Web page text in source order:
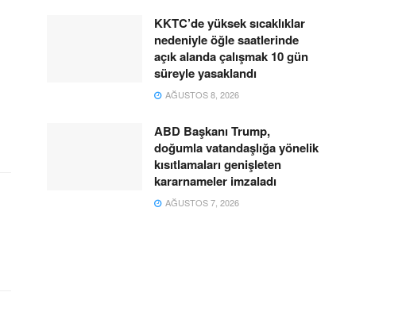
KKTC’de yüksek sıcaklıklar
nedeniyle öğle saatlerinde
açık alanda çalışmak 10 gün
süreyle yasaklandı
AĞUSTOS 8, 2026
ABD Başkanı Trump,
doğumla vatandaşlığa yönelik
kısıtlamaları genişleten
kararnameler imzaladı
AĞUSTOS 7, 2026